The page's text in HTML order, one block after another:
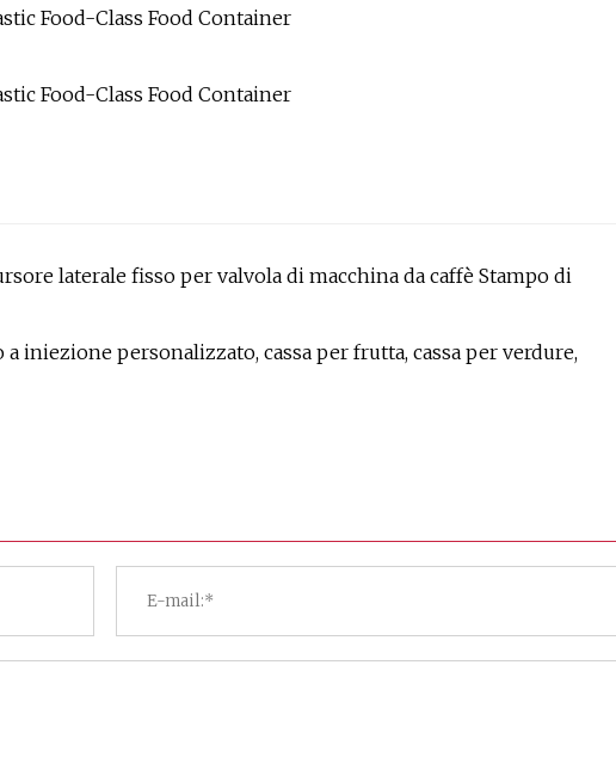
laterale fisso per valvola di macchina da caffè Stampo di
iniezione personalizzato, cassa per frutta, cassa per verdure,